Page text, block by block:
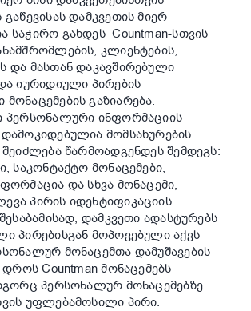
გაწევისას დამკვეთის მიერ
საჭირო გახდეს Countman-სთვის
კლიენტების,
და მასთან დაკავშირებული
იურიდიული პირების
გაზიარება.
პერსონალური ინფორმაციის
მომსახურების
წარმოადგენდეს შემდეგს:
საკონტაქტო მონაცემები,
და სხვა მონაცემი,
პირის იდენტიფიკაციის
დამკვეთი ადასტურებს
პირებისგან მოპოვებული აქვს
მონაცემთა დამუშავების
დროს Countman მონაცემებს
პერსონალურ მონაცემებზე
უფლებამოსილი პირი.